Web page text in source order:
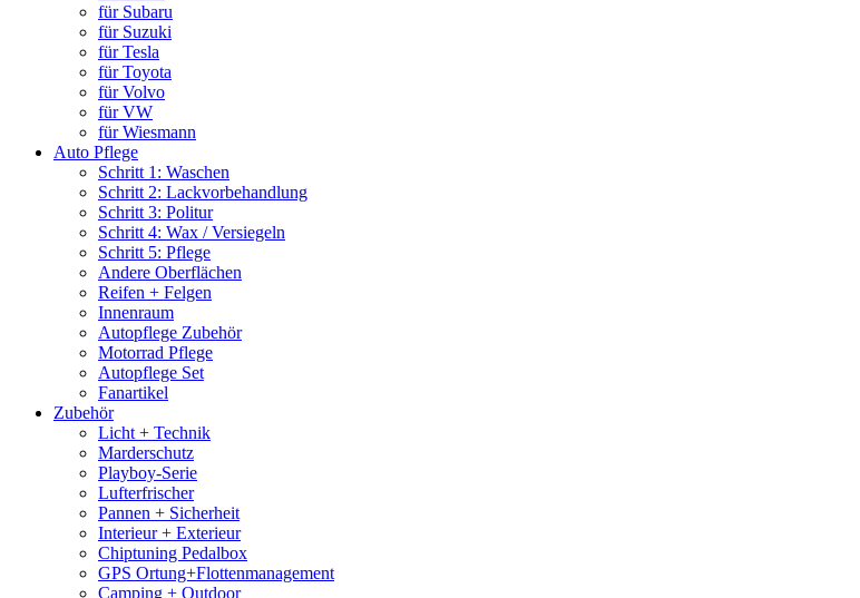
für Subaru
für Suzuki
für Tesla
für Toyota
für Volvo
für VW
für Wiesmann
Auto Pflege
Schritt 1: Waschen
Schritt 2: Lackvorbehandlung
Schritt 3: Politur
Schritt 4: Wax / Versiegeln
Schritt 5: Pflege
Andere Oberflächen
Reifen + Felgen
Innenraum
Autopflege Zubehör
Motorrad Pflege
Autopflege Set
Fanartikel
Zubehör
Licht + Technik
Marderschutz
Playboy-Serie
Lufterfrischer
Pannen + Sicherheit
Interieur + Exterieur
Chiptuning Pedalbox
GPS Ortung+Flottenmanagement
Camping + Outdoor